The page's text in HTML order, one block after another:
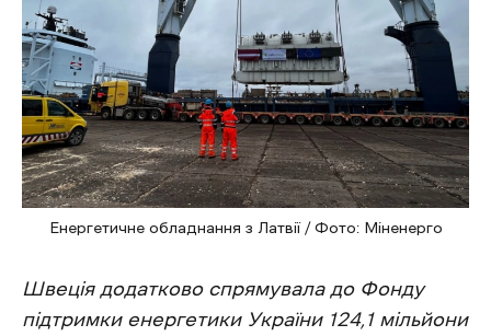
Енергетичне обладнання з Латвії / Фото: Міненерго
Швеція додатково спрямувала до Фонду
підтримки енергетики України 124,1 мільйони